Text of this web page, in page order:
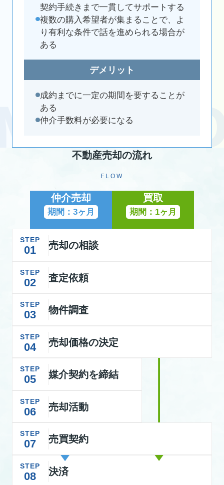
契約手続きまで一貫してサポートする
複数の購入希望者が集まることで、よ
り有利な条件で話を進められる場合が
ある
デメリット
成約までに一定の期間を要することが
ある
仲介手数料が必要になる
不動産売却の流れ
FLOW
仲介売却
期間：3ヶ月
買取
期間：1ヶ月
STEP
01 売却の相談
STEP
02 査定依頼
STEP
03 物件調査
STEP
04 売却価格の決定
STEP
05 媒介契約を締結
STEP
06 売却活動
STEP
07 売買契約
STEP
08 決済